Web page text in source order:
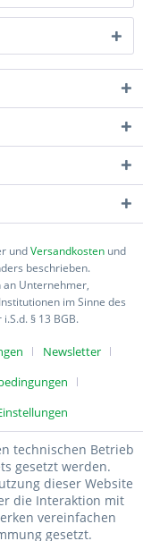
undVersandkostenund
beschrieben.
an Unternehmer,
im Sinne des
§ 13 BGB.
Newsletter
technischen Betrieb
gesetzt werden.
dieser Website
die Interaktion mit
vereinfachen
gesetzt.